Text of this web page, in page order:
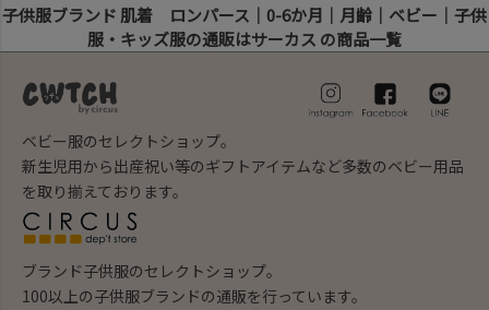
子供服ブランド 肌着 ロンパース｜0-6か月｜月齢｜ベビー｜子供
服・キッズ服の通販はサーカス の商品一覧
ベビー服のセレクトショップ。
新生児用から出産祝い等のギフトアイテムなど多数のベビー用品
を取り揃えております。
ブランド子供服のセレクトショップ。
100以上の子供服ブランドの通販を行っています。